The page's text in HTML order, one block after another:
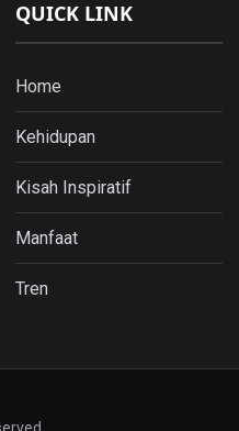
QUICK LINK
Home
Kehidupan
Kisah Inspiratif
Manfaat
Tren